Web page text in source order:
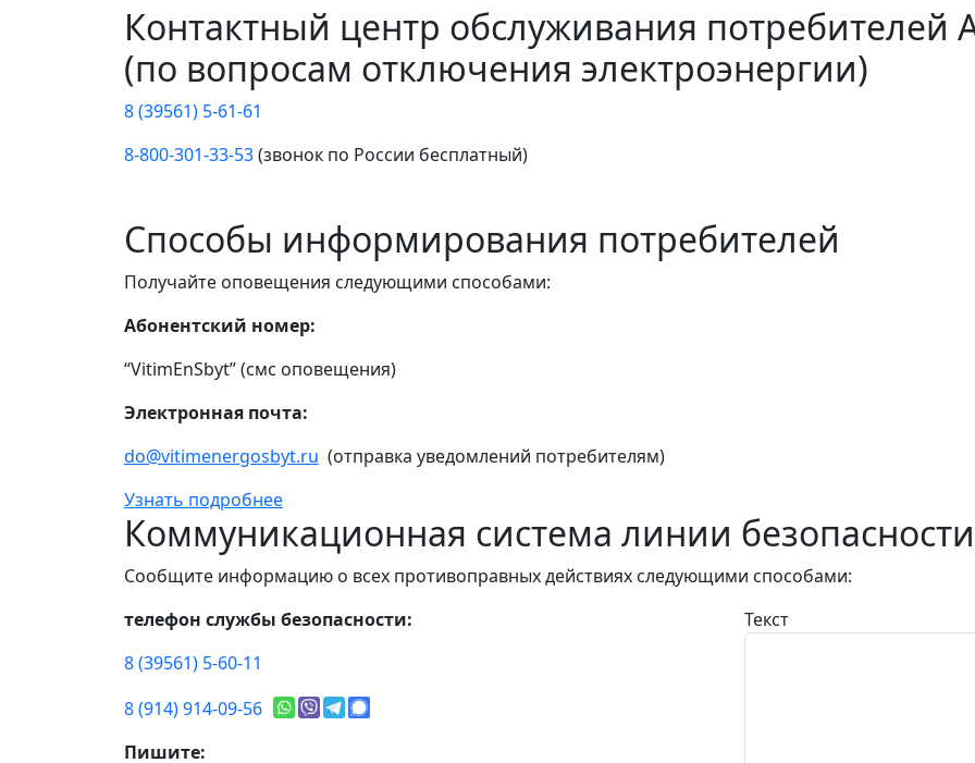
Контактный центр обслуживания потребителей
(по вопросам отключения электроэнергии)
8 (39561) 5-61-61
8-800-301-33-53(звонок по России бесплатный)
Способы информирования потребителей
Получайте оповещения следующими способами:
Абонентский номер:
“VitimEnSbyt” (смс оповещения)
Электронная почта:
do@vitimenergosbyt.ru (отправка уведомлений потребителям)
Узнать подробнее
Коммуникационная система линии безопасности
Сообщите информацию о всех противоправных действиях следующими способами:
телефон службы безопасности:
8 (39561) 5-60-11
8 (914) 914-09-56
Пишите:
Текст